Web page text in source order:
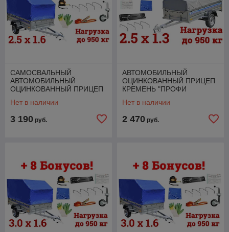
САМОСВАЛЬНЫЙ
АВТОМОБИЛЬНЫЙ
ОЦИНКОВАННЫЙ ПРИЦЕП
1,6 Х 0,31 М, ДО 1500 КГ) +
Нет в наличии
3 190 руб.
АВТОМОБИЛЬНЫЙ
ОЦИНКОВАННЫЙ ПРИЦЕП
КРЕМЕНЬ "ПРОФИ
0,43М, ДО 1 300 КГ) + 7
Нет в наличии
2 470 руб.